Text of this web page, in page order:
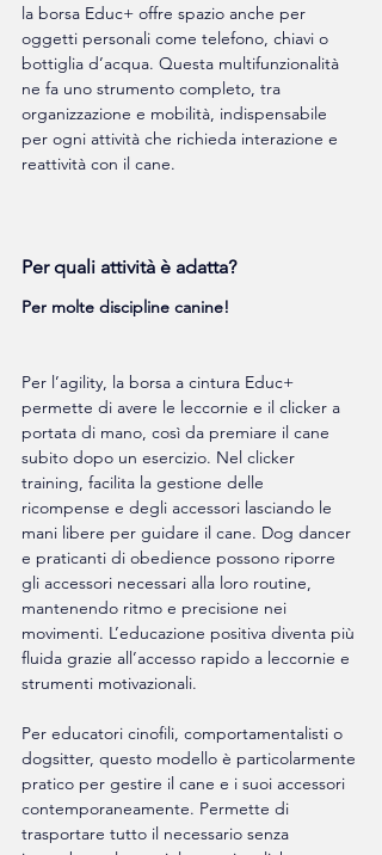
la borsa Educ+ offre spazio anche per
oggetti personali come telefono, chiavi o
bottiglia d’acqua. Questa multifunzionalità
ne fa uno strumento completo, tra
organizzazione e mobilità, indispensabile
per ogni attività che richieda interazione e
reattività con il cane.
Per quali attività è adatta?
Per molte discipline canine!
Per l’agility, la borsa a cintura Educ+
permette di avere le leccornie e il clicker a
portata di mano, così da premiare il cane
subito dopo un esercizio. Nel clicker
training, facilita la gestione delle
ricompense e degli accessori lasciando le
mani libere per guidare il cane. Dog dancer
e praticanti di obedience possono riporre
gli accessori necessari alla loro routine,
mantenendo ritmo e precisione nei
movimenti. L’educazione positiva diventa più
fluida grazie all’accesso rapido a leccornie e
strumenti motivazionali.
Per educatori cinofili, comportamentalisti o
dogsitter, questo modello è particolarmente
pratico per gestire il cane e i suoi accessori
contemporaneamente. Permette di
trasportare tutto il necessario senza